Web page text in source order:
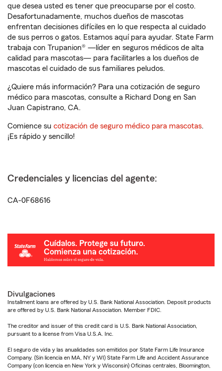
que desea usted es tener que preocuparse por el costo.
Desafortunadamente, muchos dueños de mascotas
enfrentan decisiones difíciles en lo que respecta al cuidado
de sus perros o gatos. Estamos aquí para ayudar. State Farm
trabaja con Trupanion® —líder en seguros médicos de alta
calidad para mascotas— para facilitarles a los dueños de
mascotas el cuidado de sus familiares peludos.
¿Quiere más información? Para una cotización de seguro
médico para mascotas, consulte a Richard Dong en San
Juan Capistrano, CA.
Comience su cotización de seguro médico para mascotas.
¡Es rápido y sencillo!
Credenciales y licencias del agente:
CA-0F68616
Divulgaciones
Installment loans are offered by U.S. Bank National Association. Deposit products
are offered by U.S. Bank National Association. Member FDIC.
The creditor and issuer of this credit card is U.S. Bank National Association,
pursuant to a license from Visa U.S.A. Inc.
El seguro de vida y las anualidades son emitidos por State Farm Life Insurance
Company. (Sin licencia en MA, NY y WI) State Farm Life and Accident Assurance
Company (con licencia en New York y Wisconsin) Oficinas centrales, Bloomington,